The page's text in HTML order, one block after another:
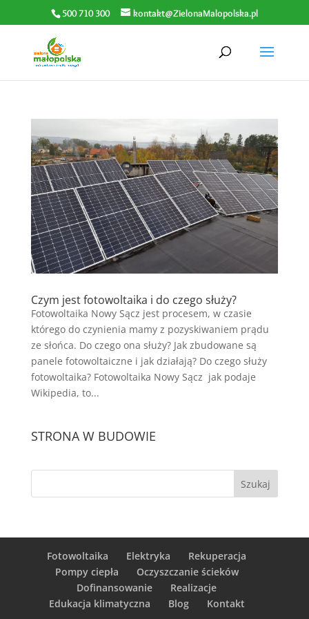
500 710 300 kontakt@ZielonaMalopolska.pl
Czym jest fotowoltaika i do czego służy?
Fotowoltaika Nowy Sącz jest procesem, w czasie
którego do czynienia mamy z pozyskiwaniem prądu
ze słońca. Do czego ona służy? Jak zbudowane są
panele fotowoltaiczne i jak działają? Do czego służy
fotowoltaika? Fotowoltaika Nowy Sącz jak podaje
Wikipedia, to...
STRONA W BUDOWIE
Fotowoltaika Elektryka
Rekuperacja
Pompy ciepła
Oczyszczanie ścieków
Dofinansowanie
Realizacje
Edukacja klimatyczna
Blog Kontakt